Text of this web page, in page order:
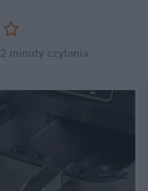
2 minuty czytania